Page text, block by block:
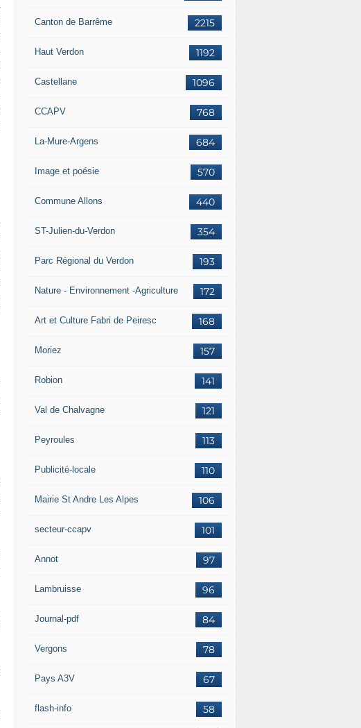
2215
Canton de Barrême
1192
Haut Verdon
1096
Castellane
768
CCAPV
684
La-Mure-Argens
570
Image et poésie
440
Commune Allons
354
ST-Julien-du-Verdon
193
Parc Régional du Verdon
172
Nature - Environnement -Agriculture
168
Art et Culture Fabri de Peiresc
157
Moriez
141
Robion
121
Val de Chalvagne
113
Peyroules
110
Publicité-locale
106
Mairie St Andre Les Alpes
101
secteur-ccapv
97
Annot
96
Lambruisse
84
Journal-pdf
78
Vergons
67
Pays A3V
58
flash-info